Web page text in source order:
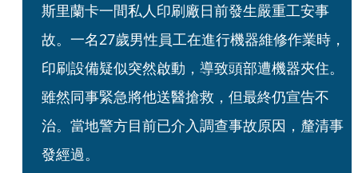
斯里蘭卡一間私人印刷廠日前發生嚴重工安事
故。一名27歲男性員工在進行機器維修作業時，
印刷設備疑似突然啟動，導致頭部遭機器夾住。
雖然同事緊急將他送醫搶救，但最終仍宣告不
治。當地警方目前已介入調查事故原因，釐清事
發經過。